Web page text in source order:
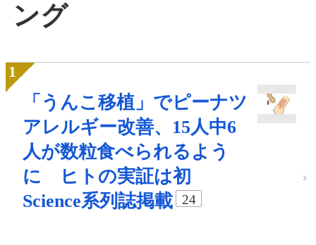
ング
「うんこ移植」でピーナツ
アレルギー改善、15人中6
人が数粒食べられるよう
に ヒトの実証は初
Science系列誌掲載
24